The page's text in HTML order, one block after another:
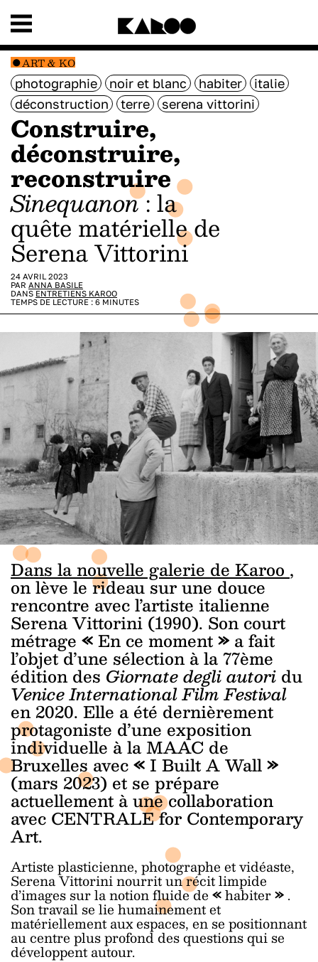
ART & KO
photographie noir et blanc habiter
italie
déconstruction
terre serena vittorini
Construire,
déconstruire,
reconstruire
Sinequanon: la
quête matérielle de
Serena Vittorini
24 AVRIL 2023
PAR ANNA BASILE
DANS ENTRETIENS KAROO
TEMPS DE LECTURE : 6 MINUTES
Dans la nouvelle galerie de Karoo ,
on lève le rideausur une douce
rencontre avec l’artiste italienne
Serena Vittorini (1990). Son court
métrage «En ce moment» a fait
l’objet d’une sélection à la 77ème
édition des Giornate degli autori du
Venice International Film Festival
en 2020. Elle a été dernièrement
protagoniste d’une exposition
individuelle à la MAAC de
Bruxelles avec« I Built A Wall»
(mars 2023) et se prépare
actuellement à une collaboration
avec CENTRALE for Contemporary
Art.
Artiste plasticienne, photographe et vidéaste,
Serena Vittorini nourrit un récit limpide
d’images sur la notion fluide de«habiter».
Son travail se lie humainement et
matériellement aux espaces, en se positionnant
au centre plus profond des questions qui se
développent autour.